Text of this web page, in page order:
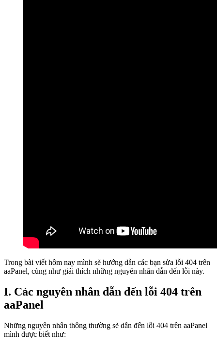
Trong bài viết hôm nay mình sẽ hướng dẫn các bạn sửa lỗi 404 trên
aaPanel, cũng như giải thích những nguyên nhân dẫn đến lỗi này.
I. Các nguyên nhân dẫn đến lỗi 404 trên
aaPanel
Những nguyên nhân thông thường sẽ dẫn đến lỗi 404 trên aaPanel
mình được biết như: